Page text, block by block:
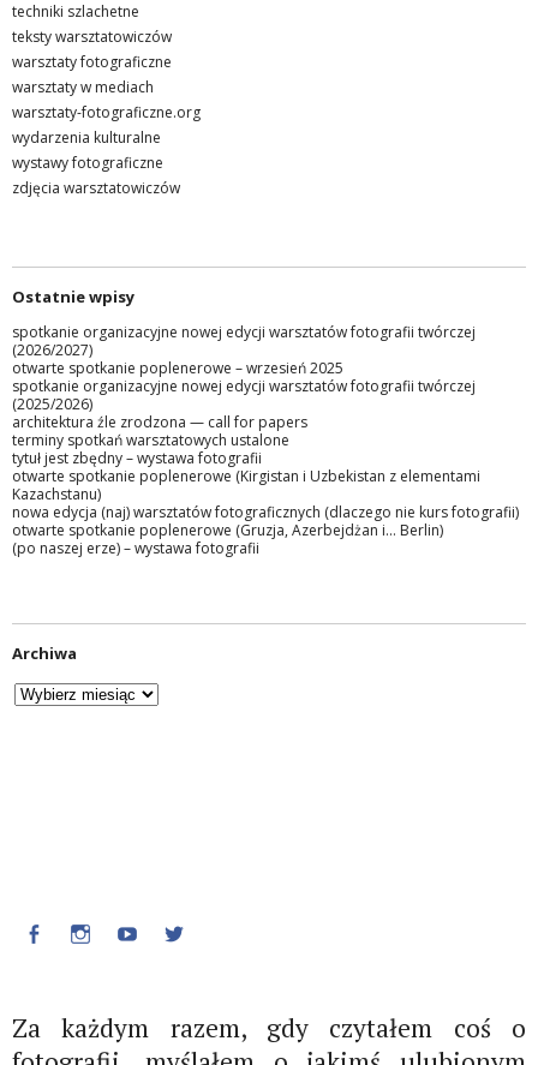
techniki szlachetne
teksty warsztatowiczów
warsztaty fotograficzne
warsztaty w mediach
warsztaty-fotograficzne.org
wydarzenia kulturalne
wystawy fotograficzne
zdjęcia warsztatowiczów
Ostatnie wpisy
spotkanie organizacyjne nowej edycji warsztatów fotografii twórczej
(2026/2027)
otwarte spotkanie poplenerowe – wrzesień 2025
spotkanie organizacyjne nowej edycji warsztatów fotografii twórczej
(2025/2026)
architektura źle zrodzona — call for papers
terminy spotkań warsztatowych ustalone
tytuł jest zbędny – wystawa fotografii
otwarte spotkanie poplenerowe (Kirgistan i Uzbekistan z elementami
Kazachstanu)
nowa edycja (naj) warsztatów fotograficznych (dlaczego nie kurs fotografii)
otwarte spotkanie poplenerowe (Gruzja, Azerbejdżan i… Berlin)
(po naszej erze) – wystawa fotografii
Archiwa
Za każdym razem, gdy czytałem coś o